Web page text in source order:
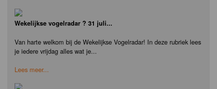
Wekelijkse vogelradar ? 31 juli...
Van harte welkom bij de Wekelijkse Vogelradar! In deze rubriek lees
je iedere vrijdag alles wat je...
Lees meer...